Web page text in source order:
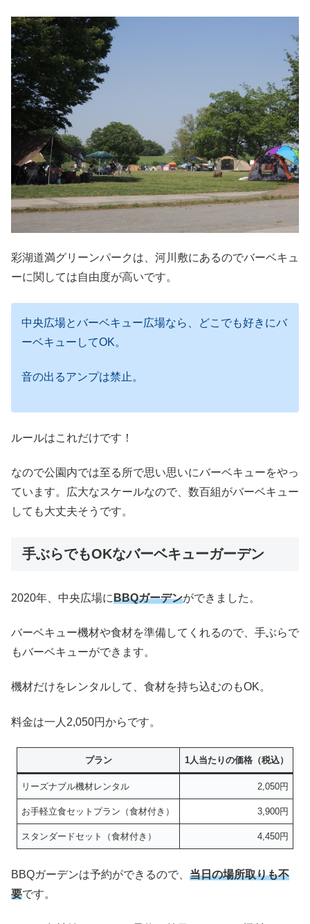
彩湖道満グリーンパークは、河川敷にあるのでバーベキュ
ーに関しては自由度が高いです。
中央広場とバーベキュー広場なら、どこでも好きにバ
ーベキューしてOK。
音の出るアンプは禁止。
ルールはこれだけです！
なので公園内では至る所で思い思いにバーベキューをやっ
ています。広大なスケールなので、数百組がバーベキュー
しても大丈夫そうです。
手ぶらでもOKなバーベキューガーデン
2020年、中央広場にBBQガーデンができました。
バーベキュー機材や食材を準備してくれるので、手ぶらで
もバーベキューができます。
機材だけをレンタルして、食材を持ち込むのもOK。
料金は一人2,050円からです。
プラン 1人当たりの価格（税込）
リーズナブル機材レンタル 2,050円
お手軽立食セットプラン（食材付き） 3,900円
スタンダードセット（食材付き） 4,450円
BBQガーデンは予約ができるので、 当日の場所取りも不
要です。